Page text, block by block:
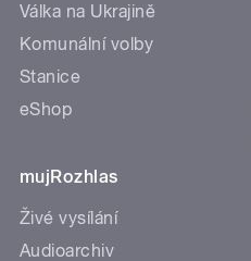
Válka na Ukrajině
Komunální volby
Stanice
eShop
mujRozhlas
Živé vysílání
Audioarchiv